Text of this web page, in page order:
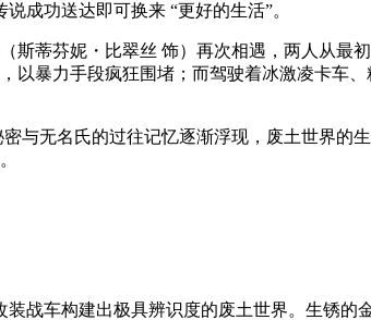
成功送达即可换来 “更好的生活”。
蒂芬妮・比翠丝 饰）再次相遇，两人从最
以暴力手段疯狂围堵；而驾驶着冰激凌卡车
与无名氏的过往记忆逐渐浮现，废土世界的
战车构建出极具辨识度的废土世界。生锈的